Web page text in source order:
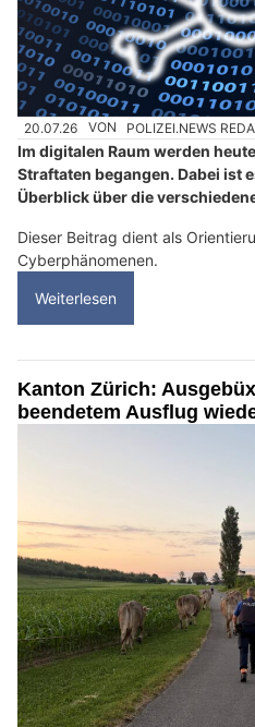
20.07.26 VON POLIZEI.NEWS
Im digitalen Raum werden
Straftaten begangen. Dabei ist
Überblick über die
Dieser Beitrag dient als
Cyberphänomenen.
Weiterlesen
Kanton Zürich:
beendetem Ausflug